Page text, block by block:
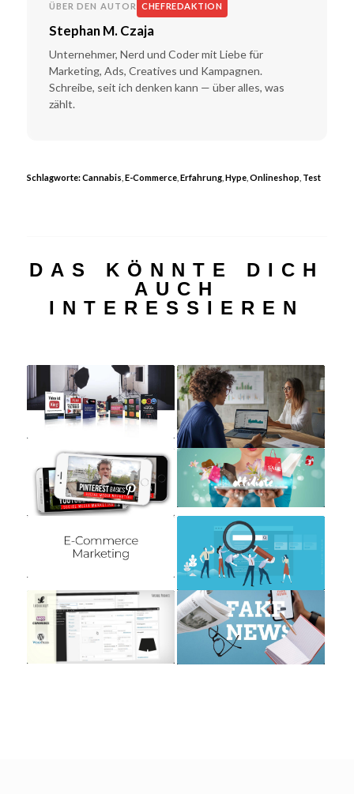
ÜBER DEN AUTOR CHEFREDAKTION
Stephan M. Czaja
Unternehmer, Nerd und Coder mit Liebe für
Marketing, Ads, Creatives und Kampagnen.
Schreibe, seit ich denken kann — über alles, was
zählt.
Schlagworte:Cannabis E-Commerce, Erfahrung, Hype, Onlineshop Test
DAS KÖNNTE DICH
AUCH
INTERESSIEREN